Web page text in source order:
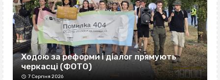
Ходою за реформи і діалог прямують
черкасці (ФОТО)
7 Серпня 2026